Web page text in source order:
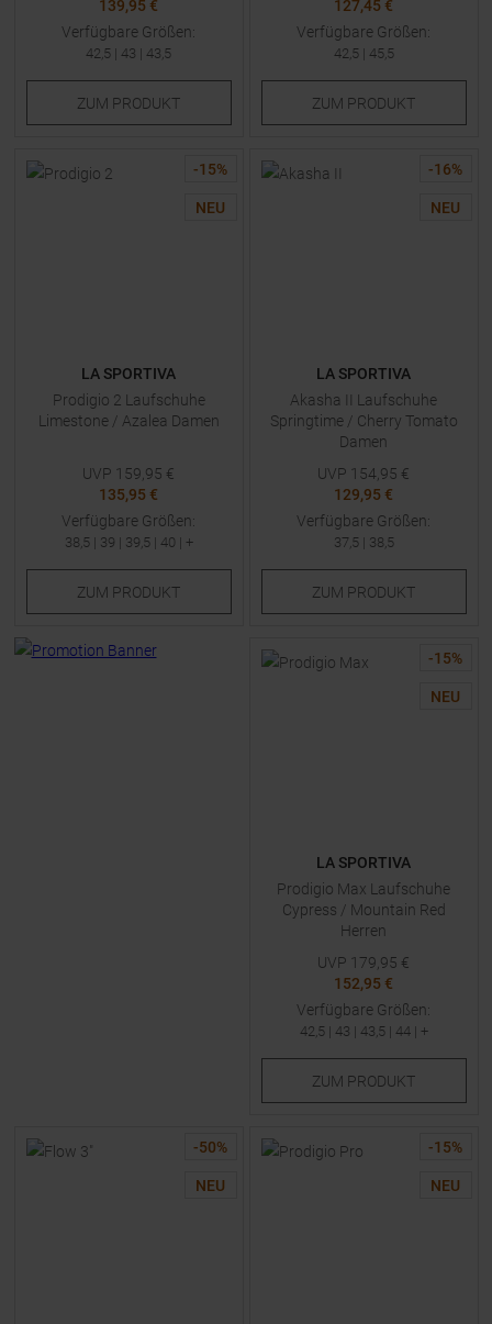
139,95 €
Verfügbare Größen:
42,5 | 43 | 43,5
ZUM PRODUKT
127,45 €
Verfügbare Größen:
42,5 | 45,5
ZUM PRODUKT
-15%
NEU
LA SPORTIVA
Prodigio 2 Laufschuhe
Limestone / Azalea Damen
UVP 159,95 €
135,95 €
Verfügbare Größen:
38,5 | 39 | 39,5 | 40 | +
ZUM PRODUKT
-16%
NEU
LA SPORTIVA
Akasha II Laufschuhe
Springtime / Cherry Tomato
Damen
UVP 154,95 €
129,95 €
Verfügbare Größen:
37,5 | 38,5
ZUM PRODUKT
-15%
NEU
LA SPORTIVA
Prodigio Max Laufschuhe
Cypress / Mountain Red
Herren
UVP 179,95 €
152,95 €
Verfügbare Größen:
42,5 | 43 | 43,5 | 44| +
ZUM PRODUKT
-50%
NEU
-15%
NEU